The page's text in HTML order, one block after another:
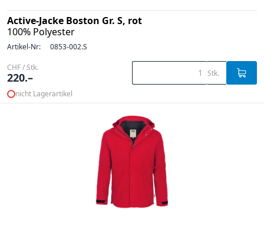
Active-Jacke Boston Gr. S, rot
100% Polyester
Artikel-Nr: 0853-002.S
CHF / Stk.
220.– Stk.
nicht Lagerartikel